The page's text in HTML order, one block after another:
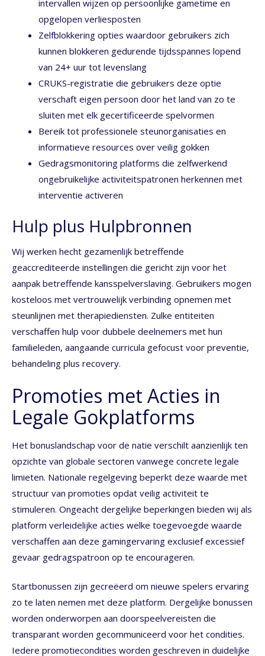
intervallen wijzen op persoonlijke gametime en
opgelopen verliesposten
Zelfblokkering opties waardoor gebruikers zich
kunnen blokkeren gedurende tijdsspannes lopend
van 24+ uur tot levenslang
CRUKS-registratie die gebruikers deze optie
verschaft eigen persoon door het land van zo te
sluiten met elk gecertificeerde spelvormen
Bereik tot professionele steunorganisaties en
informatieve resources over veilig gokken
Gedragsmonitoring platforms die zelfwerkend
ongebruikelijke activiteitspatronen herkennen met
interventie activeren
Hulp plus Hulpbronnen
Wij werken hecht gezamenlijk betreffende
geaccrediteerde instellingen die gericht zijn voor het
aanpak betreffende kansspelverslaving. Gebruikers mogen
kosteloos met vertrouwelijk verbinding opnemen met
steunlijnen met therapiediensten. Zulke entiteiten
verschaffen hulp voor dubbele deelnemers met hun
familieleden, aangaande curricula gefocust voor preventie,
behandeling plus recovery.
Promoties met Acties in
Legale Gokplatforms
Het bonuslandschap voor de natie verschilt aanzienlijk ten
opzichte van globale sectoren vanwege concrete legale
limieten. Nationale regelgeving beperkt deze waarde met
structuur van promoties opdat veilig activiteit te
stimuleren. Ongeacht dergelijke beperkingen bieden wij als
platform verleidelijke acties welke toegevoegde waarde
verschaffen aan deze gamingervaring exclusief excessief
gevaar gedragspatroon op te encourageren.
Startbonussen zijn gecreëerd om nieuwe spelers ervaring
zo te laten nemen met deze platform. Dergelijke bonussen
worden onderworpen aan doorspeelvereisten die
transparant worden gecommuniceerd voor het condities.
Iedere promotiecondities worden geschreven in duidelijke